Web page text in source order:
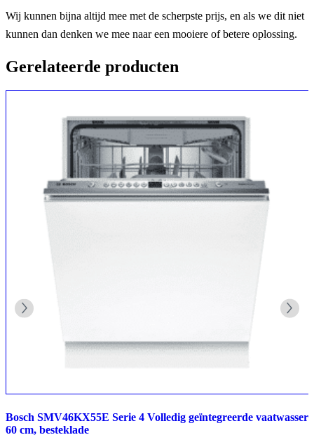
Wij kunnen bijna altijd mee met de scherpste prijs, en als we dit niet
kunnen dan denken we mee naar een mooiere of betere oplossing.
Gerelateerde producten
Bosch SMV46KX55E Serie 4 Volledig geïntegreerde vaatwasser
60 cm, besteklade